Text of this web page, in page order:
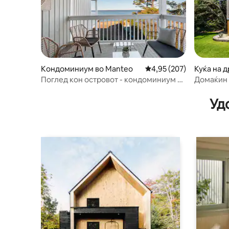
Кондоминиум во Manteo Просечна оцена: 4,95
4,95 (207)
Поглед кон островот - кондоминиум на
Куќа на
Домаќин